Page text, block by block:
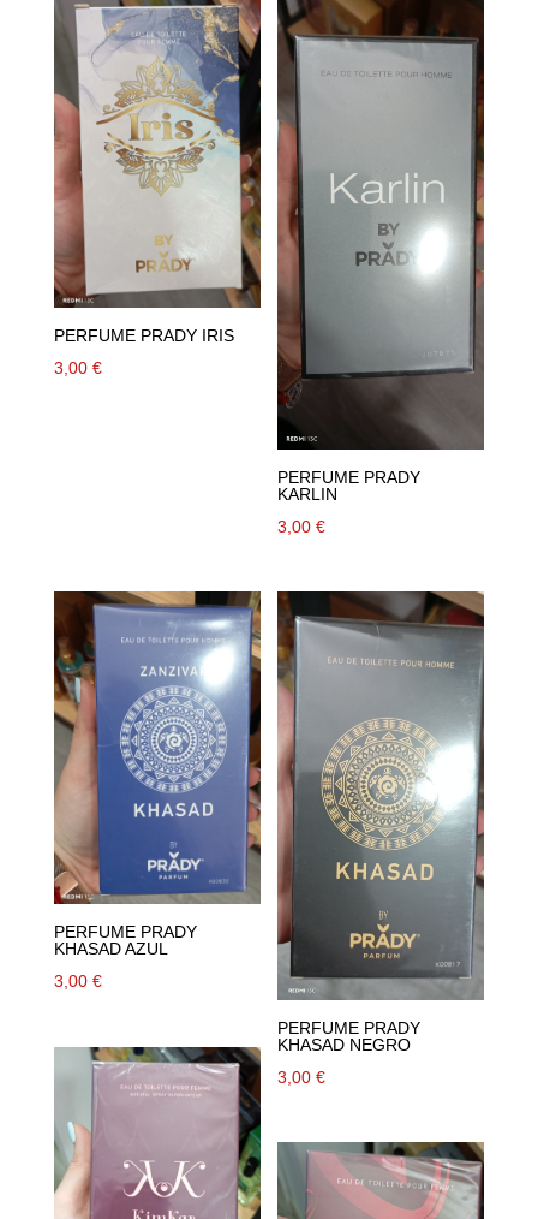
PERFUME PRADY IRIS
3,00 €
PERFUME PRADY
KARLIN
3,00€
PERFUME PRADY
KHASAD AZUL
3,00 €
PERFUME PRADY
KHASAD NEGRO
3,00€